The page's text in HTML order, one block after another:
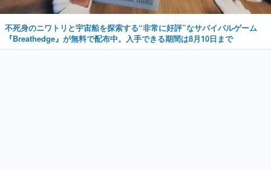
不死身のニワトリと宇宙船を探索する“非常に好評”なサバイバルゲーム
『Breathedge』が無料で配布中。入手できる期間は8月10日まで